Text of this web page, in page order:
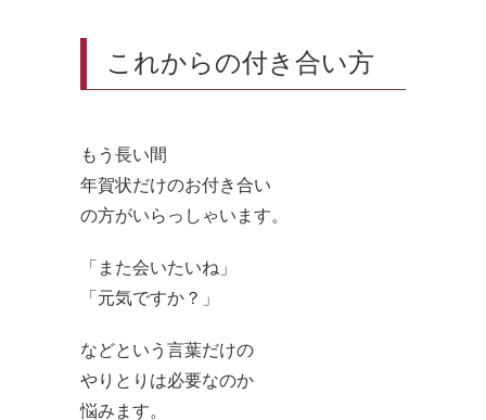
これからの付き合い方
もう長い間
年賀状だけのお付き合い
の方がいらっしゃいます。
「また会いたいね」
「元気ですか？」
などという言葉だけの
やりとりは必要なのか
悩みます。